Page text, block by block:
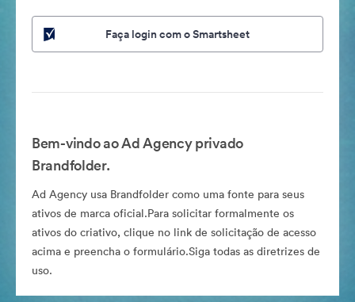
Faça login com o Smartsheet
Bem-vindo ao Ad Agency privado
Brandfolder.
Ad Agency usa Brandfolder como uma fonte para seus
ativos de marca oficial.Para solicitar formalmente os
ativos do criativo, clique no link de solicitação de acesso
acima e preencha o formulário.Siga todas as diretrizes de
uso.